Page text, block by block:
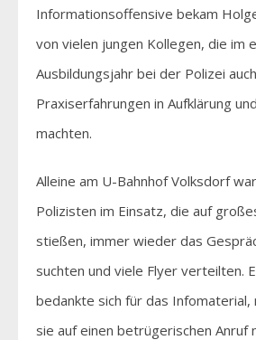
Informationsoffensive bekam
von vielen jungen Kollegen, die im
Ausbildungsjahr bei der Polizei
Praxiserfahrungen in Aufklärung
machten.
Alleine am U-Bahnhof Volksdorf
Polizisten im Einsatz, die auf
stießen, immer wieder das
suchten und viele Flyer verteilten.
bedankte sich für das
sie auf einen betrügerischen Anruf